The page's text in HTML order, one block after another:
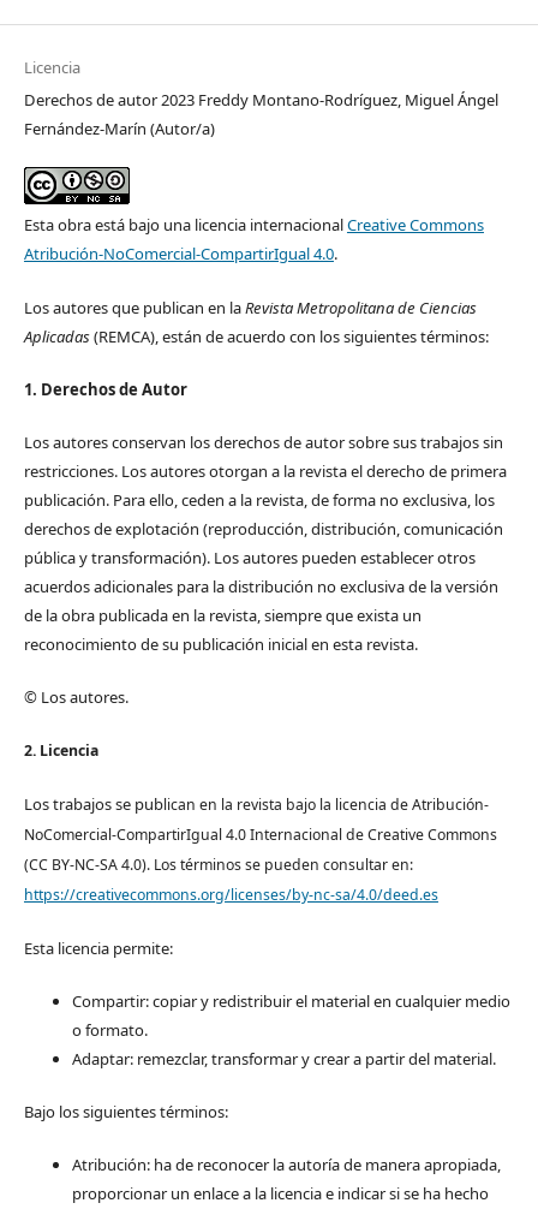
Licencia
Derechos de autor 2023 Freddy Montano-Rodríguez, Miguel Ángel
Fernández-Marín (Autor/a)
Esta obra está bajo una licencia internacionalCreative Commons
Atribución-NoComercial-CompartirIgual 4.0.
Los autores que publican en laRevista Metropolitana de Ciencias
Aplicadas(REMCA), están de acuerdo con los siguientes términos:
1. Derechos de Autor
Los autores conservan los derechos de autor sobre sus trabajos sin
restricciones. Los autores otorgan a la revista el derecho de primera
publicación. Para ello, ceden a la revista, de forma no exclusiva, los
derechos de explotación (reproducción, distribución, comunicación
pública y transformación). Los autores pueden establecer otros
acuerdos adicionales para la distribución no exclusiva de la versión
de la obra publicada en la revista, siempre que exista un
reconocimiento de su publicación inicial en esta revista.
© Los autores.
2. Licencia
Los trabajos se publican en la revista bajo la licencia de Atribución-
NoComercial-CompartirIgual 4.0 Internacional de Creative Commons
(CC BY-NC-SA 4.0). Los términos se pueden consultar en:
https://creativecommons.org/licenses/by-nc-sa/4.0/deed.es
Esta licencia permite:
Compartir: copiar y redistribuir el material en cualquier medio
o formato.
Adaptar: remezclar, transformar y crear a partir del material.
Bajo los siguientes términos:
Atribución: ha de reconocer la autoría de manera apropiada,
proporcionar un enlace a la licencia e indicar si se ha hecho